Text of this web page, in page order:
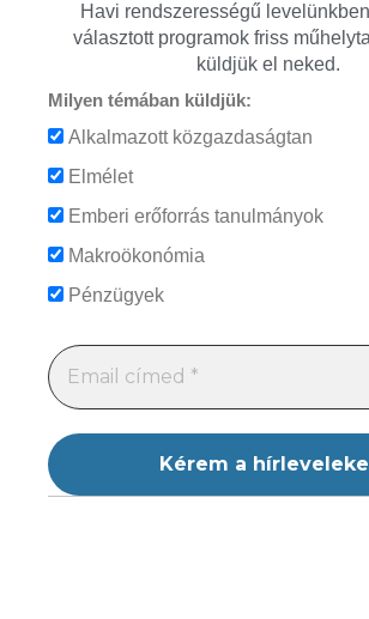
Havi rendszerességű
választott programok friss
küldjük el neked.
Milyen témában küldjük:
Alkalmazott közgazdaságtan
Elmélet
Emberi erőforrás tanulmányok
Makroökonómia
Pénzügyek